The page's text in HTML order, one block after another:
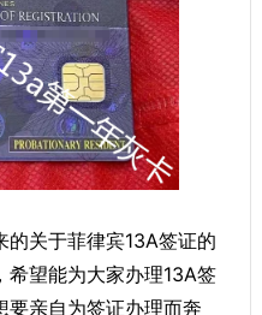
的关于菲律宾13A签证的
希望能为大家办理13A签
要亲自为签证办理而奔